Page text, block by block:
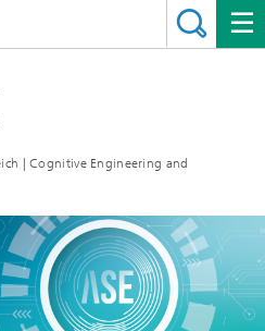
| Cognitive Engineering and